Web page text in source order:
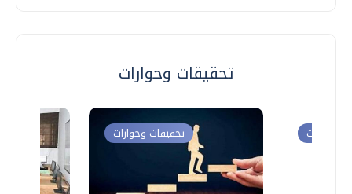
تحقيقات وحوارات
تحقيقات وحوارات وحوارات